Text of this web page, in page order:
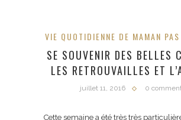
VIE QUOTIDIENNE DE MAMAN
SE SOUVENIR DES BELLES
LES RETROUVAILLES ET
juillet 11, 2016 0
Cette semaine a été très très